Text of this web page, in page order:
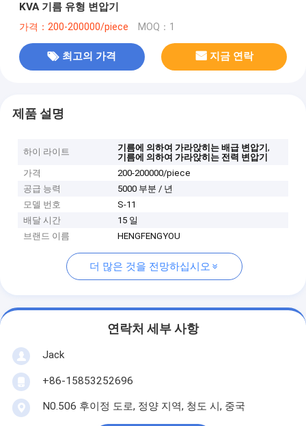
KVA 기름 유형 변압기
가격：200-200000/piece MOQ：1
최고의 가격 지금 연락
제품 설명
하이 라이트 기름에 의하여 가라앉히는 배급 변압기,
기름에 의하여 가라앉히는 전력 변압기
가격
200-200000/piece
공급 능력
5000 부분 / 년
모델 번호
S-11
배달 시간
15 일
브랜드 이름
HENGFENGYOU
더 많은 것을 전망하십시오
연락처 세부 사항
Jack
+86-15853252696
N0.506 후이정 도로, 정양 지역, 청도 시, 중국